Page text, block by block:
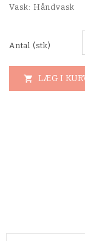
Vask: Håndvask
Antal (stk)
 LÆG I